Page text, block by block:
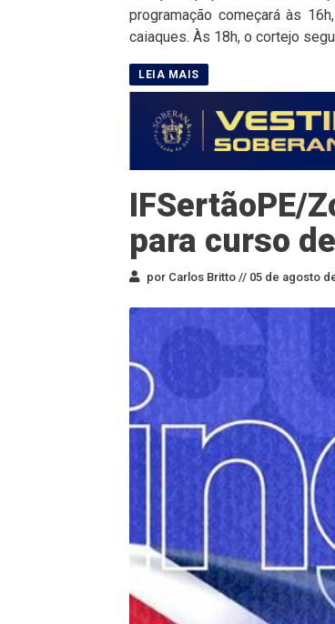
programação começará às
caiaques. Às 18h, o cortejo
IFSertãoPE/
para curso
por Carlos Britto // 05 de agosto